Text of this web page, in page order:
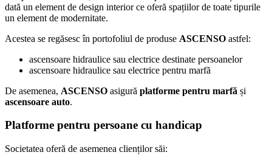
dată un element de design interior ce oferă spațiilor de toate tipurile
un element de modernitate.
Acestea se regăsesc în portofoliul de produse ASCENSO astfel:
ascensoare hidraulice sau electrice destinate persoanelor
ascensoare hidraulice sau electrice pentru marfă
De asemenea, ASCENSO asigură platforme pentru marfă și
ascensoare auto.
Platforme pentru persoane cu handicap
Societatea oferă de asemenea clienților săi: